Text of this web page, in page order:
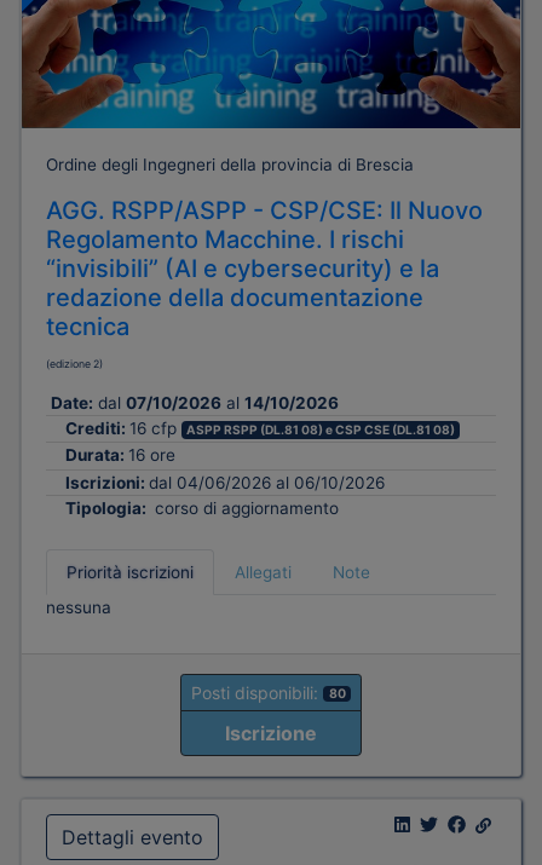
Ordine degli Ingegneri della provincia di Brescia
AGG. RSPP/ASPP - CSP/CSE: Il Nuovo
Regolamento Macchine. I rischi
“invisibili” (AI e cybersecurity) e la
redazione della documentazione
tecnica
(edizione 2)
Date: dal 07/10/2026 al 14/10/2026
Crediti: 16 cfp ASPP RSPP (DL.81 08) e CSP CSE (DL.81 08)
Durata: 16 ore
Iscrizioni: dal 04/06/2026 al 06/10/2026
Tipologia: corso di aggiornamento
Priorità iscrizioni Allegati
Note
nessuna
Posti disponibili: 80
Iscrizione
Dettagli evento